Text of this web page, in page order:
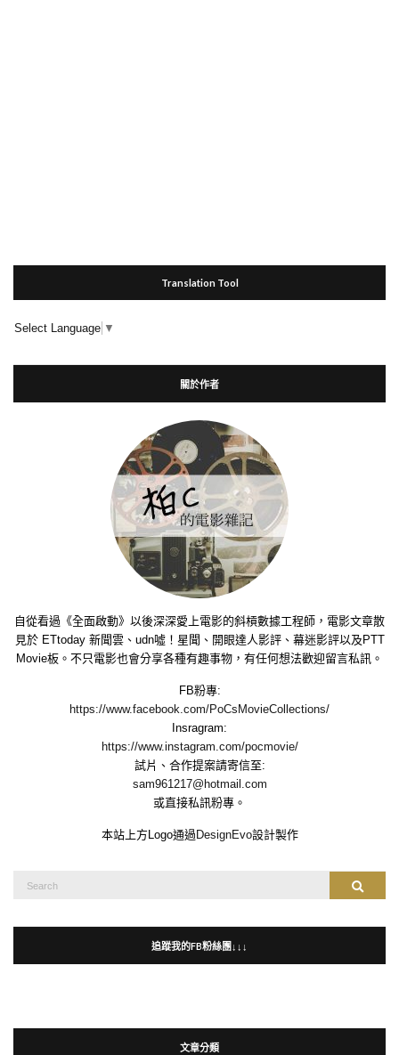
Translation Tool
Select Language ▼
關於作者
自從看過《全面啟動》以後深深愛上電影的斜槓數據工程師，電影文章散
見於 ETtoday 新聞雲、udn噓！星聞、開眼達人影評、幕迷影評以及PTT
Movie板。不只電影也會分享各種有趣事物，有任何想法歡迎留言私訊。
FB粉專:
https://www.facebook.com/PoCsMovieCollections/
Insragram:
https://www.instagram.com/pocmovie/
試片、合作提案請寄信至:
sam961217@hotmail.com
或直接私訊粉專。
本站上方Logo通過 DesignEvo設計製作
Search
Search
追蹤我的FB粉絲團↓↓↓
文章分類